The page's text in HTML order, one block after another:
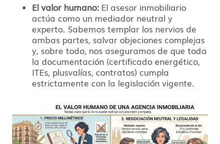
El valor humano: El asesor inmobiliario
actúa como un mediador neutral y
experto. Sabemos templar los nervios de
ambas partes, salvar objeciones complejas
y, sobre todo, nos aseguramos de que toda
la documentación (certificado energético,
ITEs, plusvalías, contratos) cumpla
estrictamente con la legislación vigente.